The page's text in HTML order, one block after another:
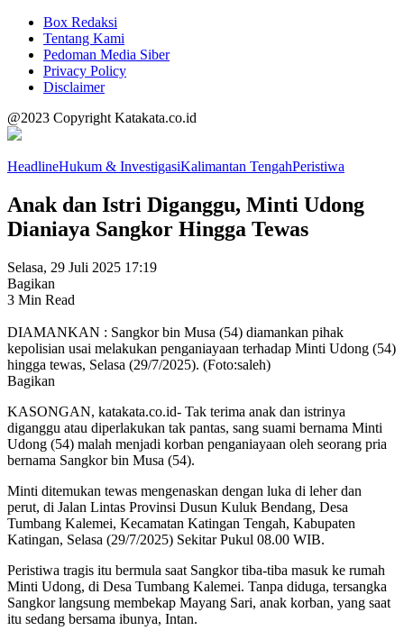
Box Redaksi
Tentang Kami
Pedoman Media Siber
Privacy Policy
Disclaimer
@2023 Copyright Katakata.co.id
HeadlineHukum & InvestigasiKalimantan TengahPeristiwa
Anak dan Istri Diganggu, Minti Udong
Dianiaya Sangkor Hingga Tewas
Selasa, 29 Juli 2025 17:19
Bagikan
3 Min Read
DIAMANKAN : Sangkor bin Musa (54) diamankan pihak
kepolisian usai melakukan penganiayaan terhadap Minti Udong (54)
hingga tewas, Selasa (29/7/2025). (Foto:saleh)
Bagikan
KASONGAN, katakata.co.id- Tak terima anak dan istrinya
diganggu atau diperlakukan tak pantas, sang suami bernama Minti
Udong (54) malah menjadi korban penganiayaan oleh seorang pria
bernama Sangkor bin Musa (54).
Minti ditemukan tewas mengenaskan dengan luka di leher dan
perut, di Jalan Lintas Provinsi Dusun Kuluk Bendang, Desa
Tumbang Kalemei, Kecamatan Katingan Tengah, Kabupaten
Katingan, Selasa (29/7/2025) Sekitar Pukul 08.00 WIB.
Peristiwa tragis itu bermula saat Sangkor tiba-tiba masuk ke rumah
Minti Udong, di Desa Tumbang Kalemei. Tanpa diduga, tersangka
Sangkor langsung membekap Mayang Sari, anak korban, yang saat
itu sedang bersama ibunya, Intan.